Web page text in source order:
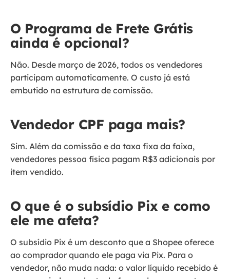
O Programa de Frete Grátis
ainda é opcional?
Não. Desde março de 2026, todos os vendedores
participam automaticamente. O custo já está
embutido na estrutura de comissão.
Vendedor CPF paga mais?
Sim. Além da comissão e da taxa fixa da faixa,
vendedores pessoa física pagam R$3 adicionais por
item vendido.
O que é o subsídio Pix e como
ele me afeta?
O subsídio Pix é um desconto que a Shopee oferece
ao comprador quando ele paga via Pix. Para o
vendedor, não muda nada: o valor líquido recebido é